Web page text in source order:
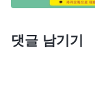
정이고 가장 복
댓글 남기기